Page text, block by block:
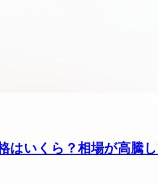
はいくら？相場が高騰